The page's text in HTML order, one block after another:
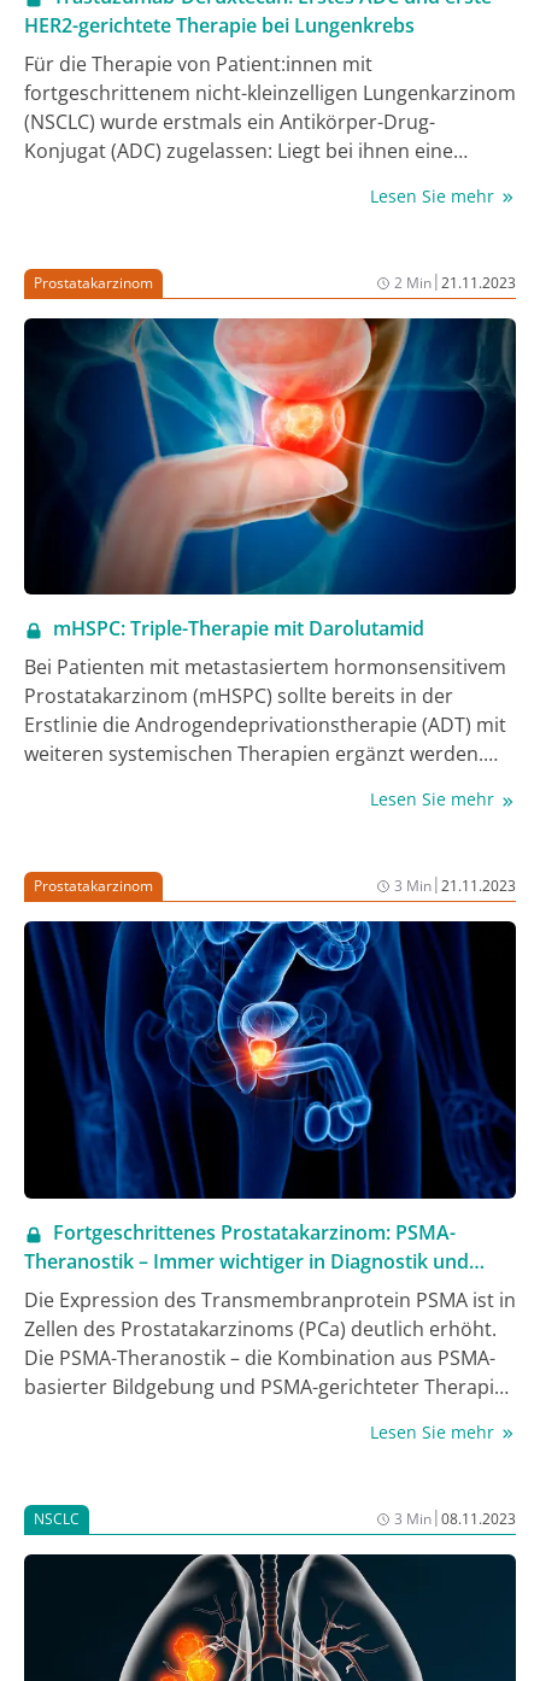
HER2-gerichtete Therapie bei Lungenkrebs
Für die Therapie von Patient:innen mit
fortgeschrittenem nicht-kleinzelligen Lungenkarzinom
(NSCLC) wurde erstmals ein Antikörper-Drug-
Konjugat (ADC) zugelassen: Liegt bei ihnen eine
einer platinbasierten Chemotherapie mit oder ohne
behandelt werden. Umso wichtiger wird nun die
molekulare Testung der Erkrankten, betonten
Experten auf einem Pressegespräch.
Lesen Sie mehr
Prostatakarzinom 2 Min|21.11.2023
mHSPC: Triple-Therapie mit Darolutamid
Bei Patienten mit metastasiertem hormonsensitivem
Prostatakarzinom (mHSPC) sollte bereits in der
Erstlinie die Androgendeprivationstherapie (ADT) mit
weiteren systemischen Therapien ergänzt werden.
Therapie mit ADT, dem Androgenrezeptor-Inhibitor
Lesen Sie mehr
Prostatakarzinom 3 Min|21.11.2023
Fortgeschrittenes Prostatakarzinom: PSMA-
Theranostik – Immer wichtiger in Diagnostik und
Therapie
Die Expression des Transmembranprotein PSMA ist in
Zellen des Prostatakarzinoms (PCa) deutlich erhöht.
Die PSMA-Theranostik – die Kombination aus PSMA-
basierter Bildgebung und PSMA-gerichteter Therapie
Dabei wurde deutlich: Das Potenzial der
Radioligandentherapie ist groß.
Lesen Sie mehr
NSCLC 3 Min|08.11.2023